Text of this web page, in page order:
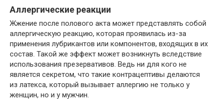
Аллергические реакции
Жжение после полового акта может представлять собой
аллергическую реакцию, которая проявилась из-за
применения лубрикантов или компонентов, входящих в их
состав. Такой же эффект может возникнуть вследствие
использования презервативов. Ведь ни для кого не
является секретом, что такие контрацептивы делаются
из латекса, который вызывает аллергию не только у
женщин, но и у мужчин.